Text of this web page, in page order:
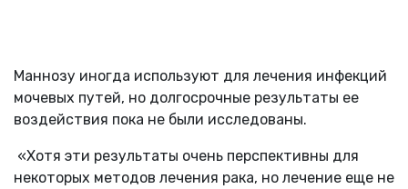
Маннозу иногда используют для лечения инфекций
мочевых путей, но долгосрочные результаты ее
воздействия пока не были исследованы.
«Хотя эти результаты очень перспективны для
некоторых методов лечения рака, но лечение еще не